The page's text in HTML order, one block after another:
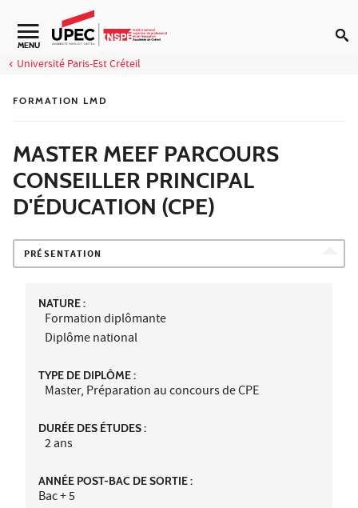
Aller au contenu
Navigation secondaire
MENU
Université Paris-Est Créteil
FORMATION LMD
MASTER MEEF PARCOURS
CONSEILLER PRINCIPAL
D'ÉDUCATION (CPE)
PRÉSENTATION
NATURE :
Formation diplômante
Diplôme national
TYPE DE DIPLÔME :
Master, Préparation au concours de CPE
DURÉE DES ÉTUDES :
2 ans
ANNÉE POST-BAC DE SORTIE :
Bac + 5